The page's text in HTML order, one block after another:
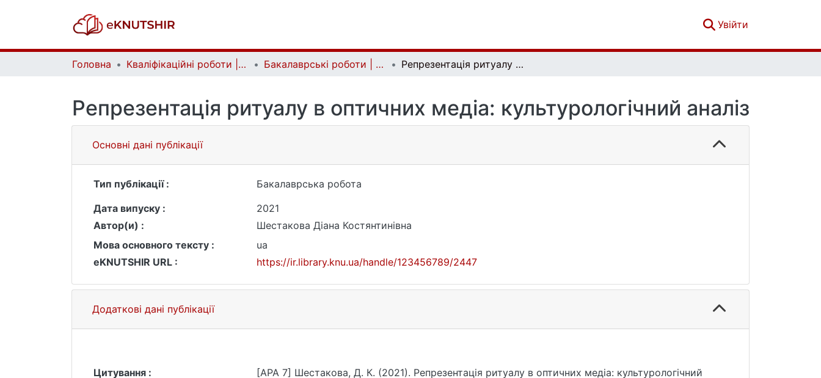
Увійти
Головна Кваліфікаційні роботи | Qualifying works Бакалаврські роботи | Bachelor theses Репрезентація ритуалу в оптичних медіа: культурологічний аналіз
Репрезентація ритуалу в оптичних медіа: культурологічний аналіз
Основні дані публікації
Тип публікації :
Бакалаврська робота
Дата випуску :
2021
Автор(и) :
Шестакова Діана Костянтинівна
Мова основного тексту :
ua
eKNUTSHIR URL :
https://ir.library.knu.ua/handle/123456789/2447
Додаткові дані публікації
Цитування :
[APA 7] Шестакова, Д. К. (2021). Репрезентація ритуалу в оптичних медіа: культурологічний